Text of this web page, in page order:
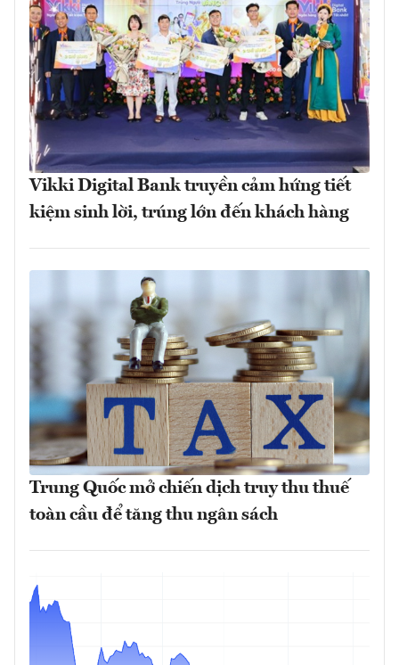
Vikki Digital Bank truyền cảm hứng tiết
kiệm sinh lời, trúng lớn đến khách hàng
Trung Quốc mở chiến dịch truy thu thuế
toàn cầu để tăng thu ngân sách